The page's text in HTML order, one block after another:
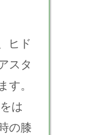
ヒド
スタ
す。
は
の膝